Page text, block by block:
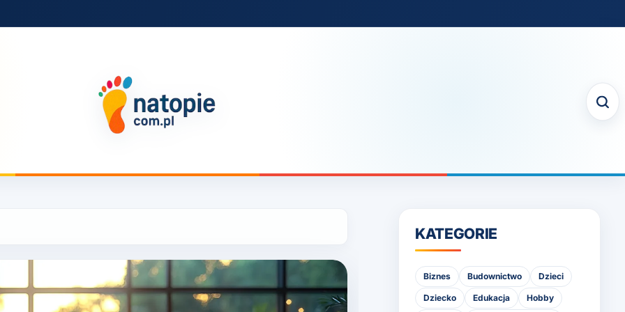
KATEGORIE
Biznes Budownictwo Dzieci
Dziecko Edukacja Hobby